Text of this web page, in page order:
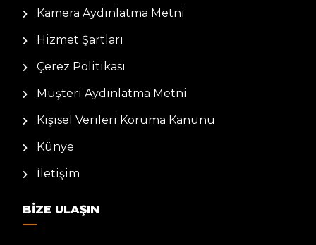
Kamera Aydınlatma Metni
Hizmet Şartları
Çerez Politikası
Müşteri Aydınlatma Metni
Kişisel Verileri Koruma Kanunu
Künye
İletişim
BIZE ULAŞIN